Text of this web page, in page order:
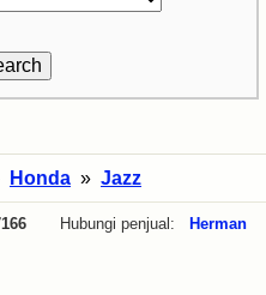
Honda » Jazz
Hubungi penjual:
Herman